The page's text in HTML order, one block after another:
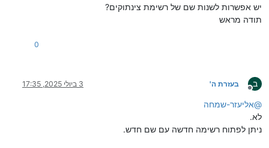
יש אפשרות לשנות שם של רשימת צינתוקים?
תודה מראש
0
ב
מנותק
בעזרת ה' 3 ביולי 2025, 17:35
@אליעזר-שמחה
לא.
ניתן לפתוח רשימה חדשה עם שם חדש.